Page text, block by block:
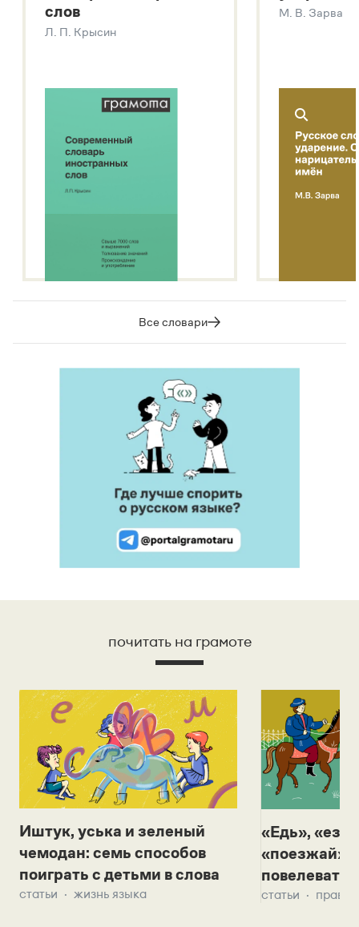
Звук – технология синтеза платформы
SaluteSpeech
слов
Л. П. Крысин
М. В. Зарва
Все словари
почитать на грамоте
Иштук, уська и зеленый
чемодан: семь способов
поиграть с детьми в слова
статьи жизнь языка
«Едь»,
«поезжай»?
повелевать
статьи